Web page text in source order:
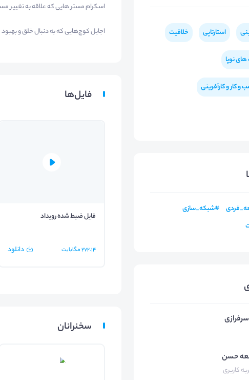
استارتاپی خلاقیت
نوپا
کار و کارآفرینی
#شبکه_سازی
حسن
کاربری
اسکرام مستر هایی که علاقه به تغییر
اجایل کوچ‌هایی که به دنبال خلق و
فایل‌ها
فایل ضبط شده رویداد
272.14مگابایت دانلود
سخنرانان